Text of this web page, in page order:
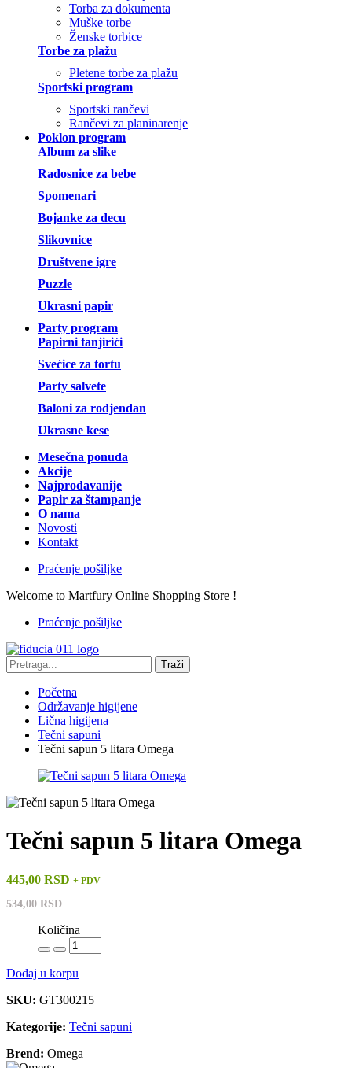
Torba za dokumenta
Muške torbe
Ženske torbice
Torbe za plažu
Pletene torbe za plažu
Sportski program
Sportski rančevi
Rančevi za planinarenje
Poklon program
Album za slike
Radosnice za bebe
Spomenari
Bojanke za decu
Slikovnice
Društvene igre
Puzzle
Ukrasni papir
Party program
Papirni tanjirići
Svećice za tortu
Party salvete
Baloni za rodjendan
Ukrasne kese
Mesečna ponuda
Akcije
Najprodavanije
Papir za štampanje
O nama
Novosti
Kontakt
Praćenje pošiljke
Welcome to Martfury Online Shopping Store !
Praćenje pošiljke
Traži
Početna
Održavanje higijene
Lična higijena
Tečni sapuni
Tečni sapun 5 litara Omega
Tečni sapun 5 litara Omega
445,00 RSD + PDV
534,00 RSD
Količina
Dodaj u korpu
SKU: GT300215
Kategorije: Tečni sapuni
Brend: Omega